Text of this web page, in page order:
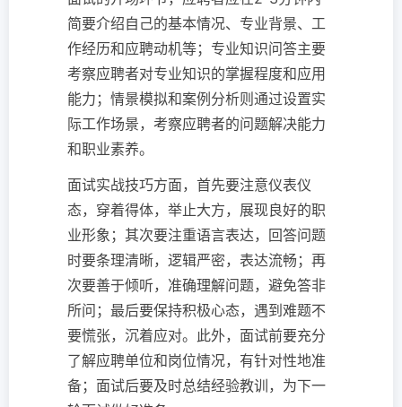
简要介绍自己的基本情况、专业背景、工
作经历和应聘动机等；专业知识问答主要
考察应聘者对专业知识的掌握程度和应用
能力；情景模拟和案例分析则通过设置实
际工作场景，考察应聘者的问题解决能力
和职业素养。
面试实战技巧方面，首先要注意仪表仪
态，穿着得体，举止大方，展现良好的职
业形象；其次要注重语言表达，回答问题
时要条理清晰，逻辑严密，表达流畅；再
次要善于倾听，准确理解问题，避免答非
所问；最后要保持积极心态，遇到难题不
要慌张，沉着应对。此外，面试前要充分
了解应聘单位和岗位情况，有针对性地准
备；面试后要及时总结经验教训，为下一